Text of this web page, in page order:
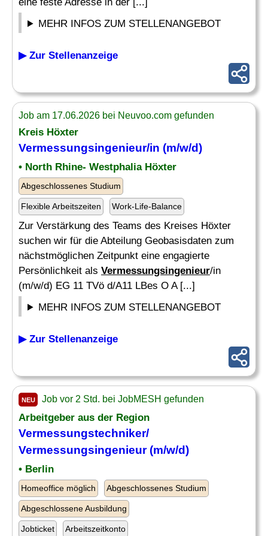
MEHR INFOS ZUM STELLENANGEBOT
▶ Zur Stellenanzeige
Job am 17.06.2026 bei Neuvoo.com gefunden
Kreis Höxter
Vermessungsingenieur/in (m/w/d)
• North Rhine- Westphalia Höxter
Abgeschlossenes Studium
Flexible Arbeitszeiten Work-Life-Balance
Zur Verstärkung des Teams des Kreises Höxter
suchen wir für die Abteilung Geobasisdaten zum
nächstmöglichen Zeitpunkt eine engagierte
Persönlichkeit als Vermessungsingenieur/in
(m/w/d) EG 11 TVö d/A11 LBes O A [...]
MEHR INFOS ZUM STELLENANGEBOT
▶ Zur Stellenanzeige
NEU Job vor 2 Std. bei JobMESH gefunden
Arbeitgeber aus der Region
Vermessungstechniker/
Vermessungsingenieur(m/w/d)
• Berlin
Homeoffice möglich Abgeschlossenes Studium
Abgeschlossene Ausbildung
Jobticket Arbeitszeitkonto